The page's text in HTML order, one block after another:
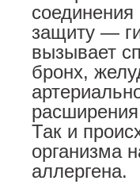
защиту —
вызывает
бронх,
Так и
организма
аллергена.